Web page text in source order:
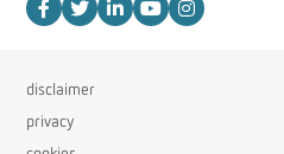
disclaimer
privacy